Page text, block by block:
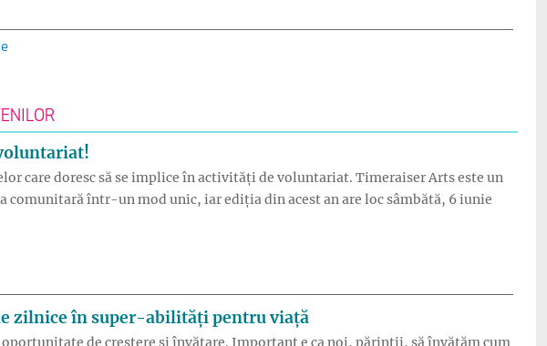
care doresc să se implice în activități de voluntariat. Timeraiser Arts este un
într-un mod unic, iar ediția din acest an are loc sâmbătă, 6 iunie
zilnice în super-abilități pentru viață
de creștere și învățare. Important e ca noi, părinții, să învățăm cum